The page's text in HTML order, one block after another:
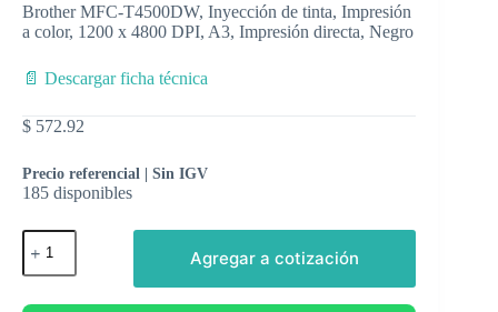
Brother MFC-T4500DW, Inyección de tinta, Impresión
a color, 1200 x 4800 DPI, A3, Impresión directa, Negro
📄 Descargar ficha técnica
$ 572.92
Precio referencial | Sin IGV
185 disponibles
Agregar a cotización